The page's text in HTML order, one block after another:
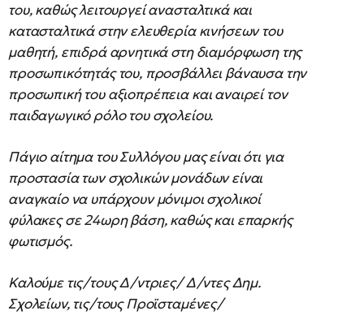
του, καθώς λειτουργεί ανασταλτικά και
κατασταλτικά στην ελευθερία κινήσεων του
μαθητή, επιδρά αρνητικά στη διαμόρφωση της
προσωπικότητάς του, προσβάλλει βάναυσα την
προσωπική του αξιοπρέπεια και αναιρεί τον
παιδαγωγικό ρόλο του σχολείου.
Πάγιο αίτημα του Συλλόγου μας είναι ότι για
προστασία των σχολικών μονάδων είναι
αναγκαίο να υπάρχουν μόνιμοι σχολικοί
φύλακες σε 24ωρη βάση, καθώς και επαρκής
φωτισμός.
Καλούμε τις/τους Δ/ντριες/ Δ/ντες Δημ.
Σχολείων, τις/τους Προϊσταμένες/